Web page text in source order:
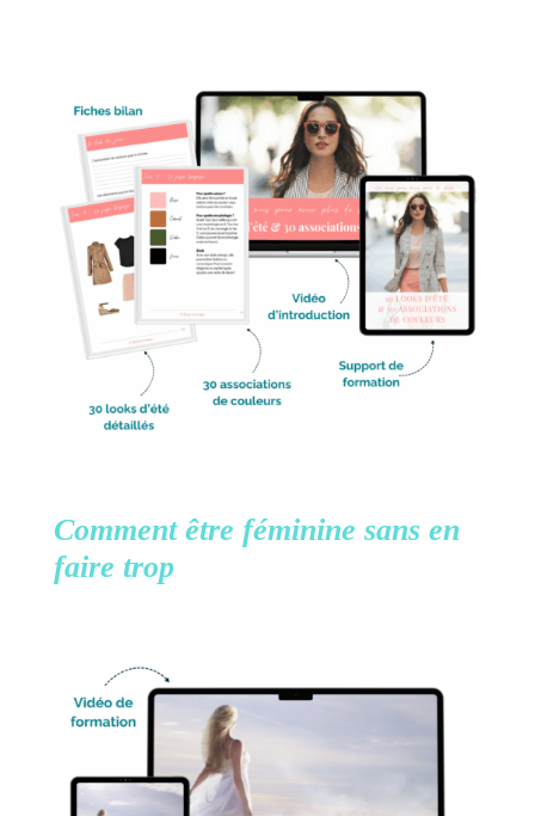
Comment être féminine sans en
faire trop